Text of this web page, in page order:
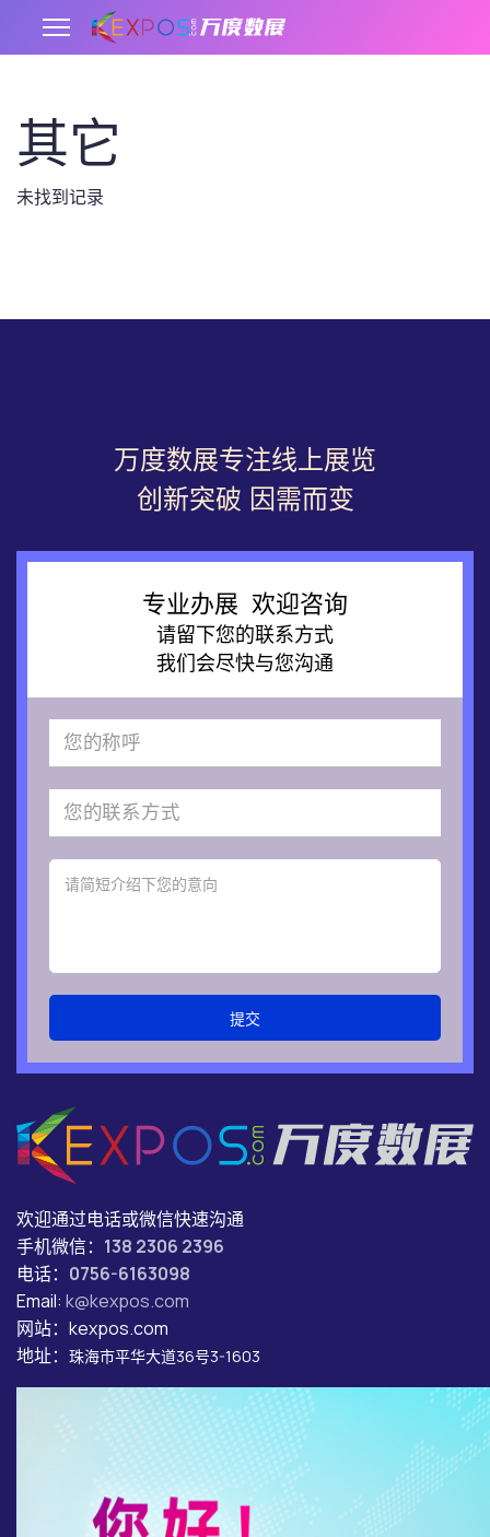
其它
未找到记录
万度数展专注线上展览
创新突破 因需而变
专业办展 欢迎咨询
请留下您的联系方式
我们会尽快与您沟通
提交
欢迎通过电话或微信快速沟通
手机微信： 138 2306 2396
电话： 0756-6163098
Email: k@kexpos.com
网站：kexpos.com
地址： 珠海市平华大道36号3-1603